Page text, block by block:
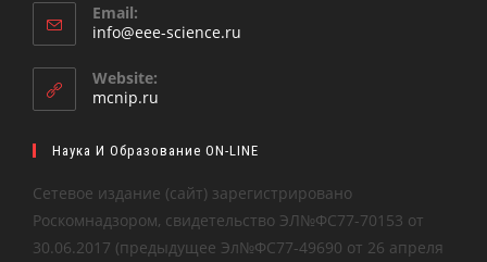
Email:
info@eee-science.ru
Website:
mcnip.ru
Наука И Образование ON-LINE
Сетевое издание (сайт) зарегистрировано
Роскомнадзором, свидетельство ЭЛ№ФС77-70153 от
30.06.2017 (предыдущее Эл№ФC77-49690 от 26 апреля